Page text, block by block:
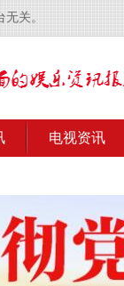
关。
电视资讯